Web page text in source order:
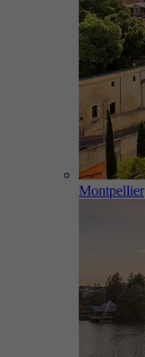
Montpellier